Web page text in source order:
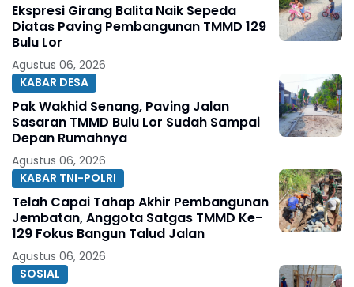
Ekspresi Girang Balita Naik Sepeda
Diatas Paving Pembangunan TMMD 129
Bulu Lor
Agustus 06, 2026
KABAR DESA
Pak Wakhid Senang, Paving Jalan
Sasaran TMMD Bulu Lor Sudah Sampai
Depan Rumahnya
Agustus 06, 2026
KABAR TNI-POLRI
Telah Capai Tahap Akhir Pembangunan
Jembatan, Anggota Satgas TMMD Ke-
129 Fokus Bangun Talud Jalan
Agustus 06, 2026
SOSIAL